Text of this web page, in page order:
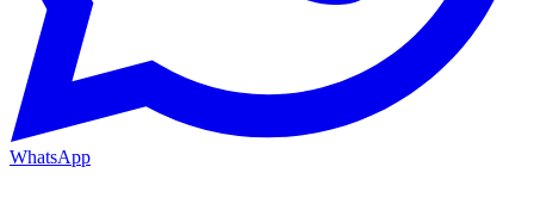
WhatsApp